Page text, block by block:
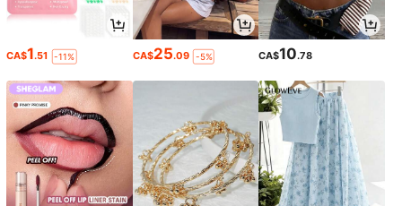
CA$1.51 -11% CA$25.09 -5% CA$10.78